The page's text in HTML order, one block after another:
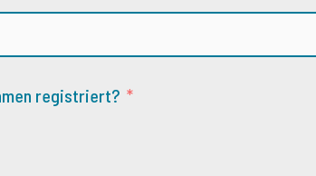
registriert?